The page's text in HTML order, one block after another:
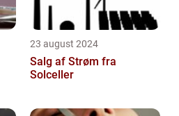
23 august 2024
Salg af Strøm fra
Solceller